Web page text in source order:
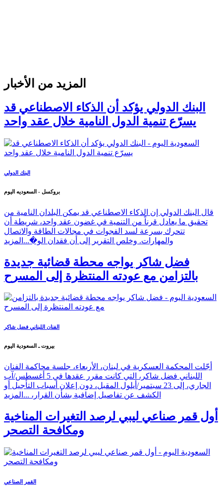
المزيد من الأخبار
البنك الدولي يؤكد أن الذكاء الاصطناعي قد
يسرّع تنمية الدول النامية خلال عقد واحد
البنك الدولي
بروكسل - السعوديه اليوم
قال البنك الدولي إن الذكاء الاصطناعي قد يمكن البلدان النامية من
تحقيق ما يعادل قرناً من التنمية في غضون عقد واحد، شريطة أن
تتحرك بسرعة لسد الفجوات في مجالات الطاقة والاتصال
والمهارات. وخلص التقرير إلى أن فقدان الو�... المزيد
فضل شاكر يواجه محطة قضائية جديدة
بالتزامن مع عودته المنتظرة إلى المسرح
الفنان اللبناني فضل شاكر
بيروت ـ السعودية اليوم
أجّلت المحكمة العسكرية في لبنان، الأربعاء، جلسة محاكمة الفنان
اللبناني فضل شاكر، التي كانت مقرر عقدها في 5 أغسطس/آب
الجاري، إلى 23 سبتمبر/أيلول المقبل، دون إعلان أسباب التأجيل أو
الكشف عن تفاصيل إضافية بشأن القرار، ... المزيد
أول قمر صناعي ليبي لرصد التغيرات المناخية
ومكافحة التصحر
القمر الصناعي